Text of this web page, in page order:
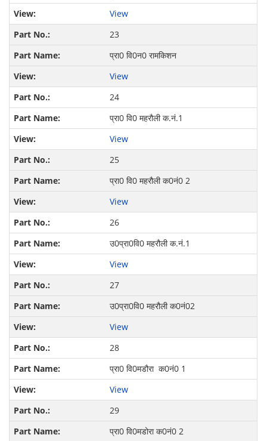
View
23
प्रा0 वि0न0 रामकिशन
View
24
प्रा0 वि0 महरौली क.नं.1
View
25
प्रा0 वि0 महरौली क0नं0 2
View
26
उ0प्रा0वि0 महरौली क.नं.1
View
27
उ0प्रा0वि0 महरौली क0नं02
View
28
प्रा0 वि0मडौरा क0नं0 1
View
29
प्रा0 वि0मडोरा क0नं0 2